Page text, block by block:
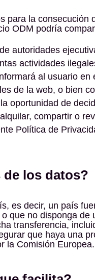
para la consecución
ODM podría
autoridades
actividades
al usuario en
de la web, o bien
oportunidad de
compartir o
Política de
de los datos?
es decir, un país
que no disponga de
transferencia,
que haya una
la Comisión Europea.